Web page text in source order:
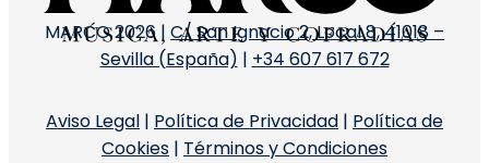
MARCO 2026 | C/ San Ignacio 2, Local 8, 41018 –
Sevilla (España) | +34 607 617 672
Aviso Legal | Política de Privacidad | Política de
Cookies | Términos y Condiciones